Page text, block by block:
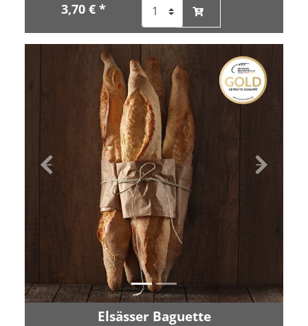
3,70 € *
Zurück Vor
Elsässer Baguette